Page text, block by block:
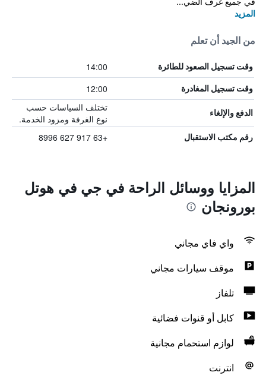
المزيد
من الجيد أن تعلم
وقت تسجيل الصعود للطائرة 14:00
وقت تسجيل المغادرة 12:00
الدفع والإلغاء
تختلف السياسات حسب
نوع الغرفة ومزود الخدمة.
رقم مكتب الاستقبال +63 917 627 8996
المزايا ووسائل الراحة في جي في هوتل
بورونجان
واي فاي مجاني
موقف سيارات مجاني
تلفاز
كابل أو قنوات فضائية
لوازم استحمام مجانية
انترنت